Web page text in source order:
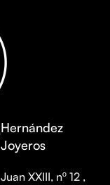
Hernández
Joyeros
Juan XXIII, nº 12 ,